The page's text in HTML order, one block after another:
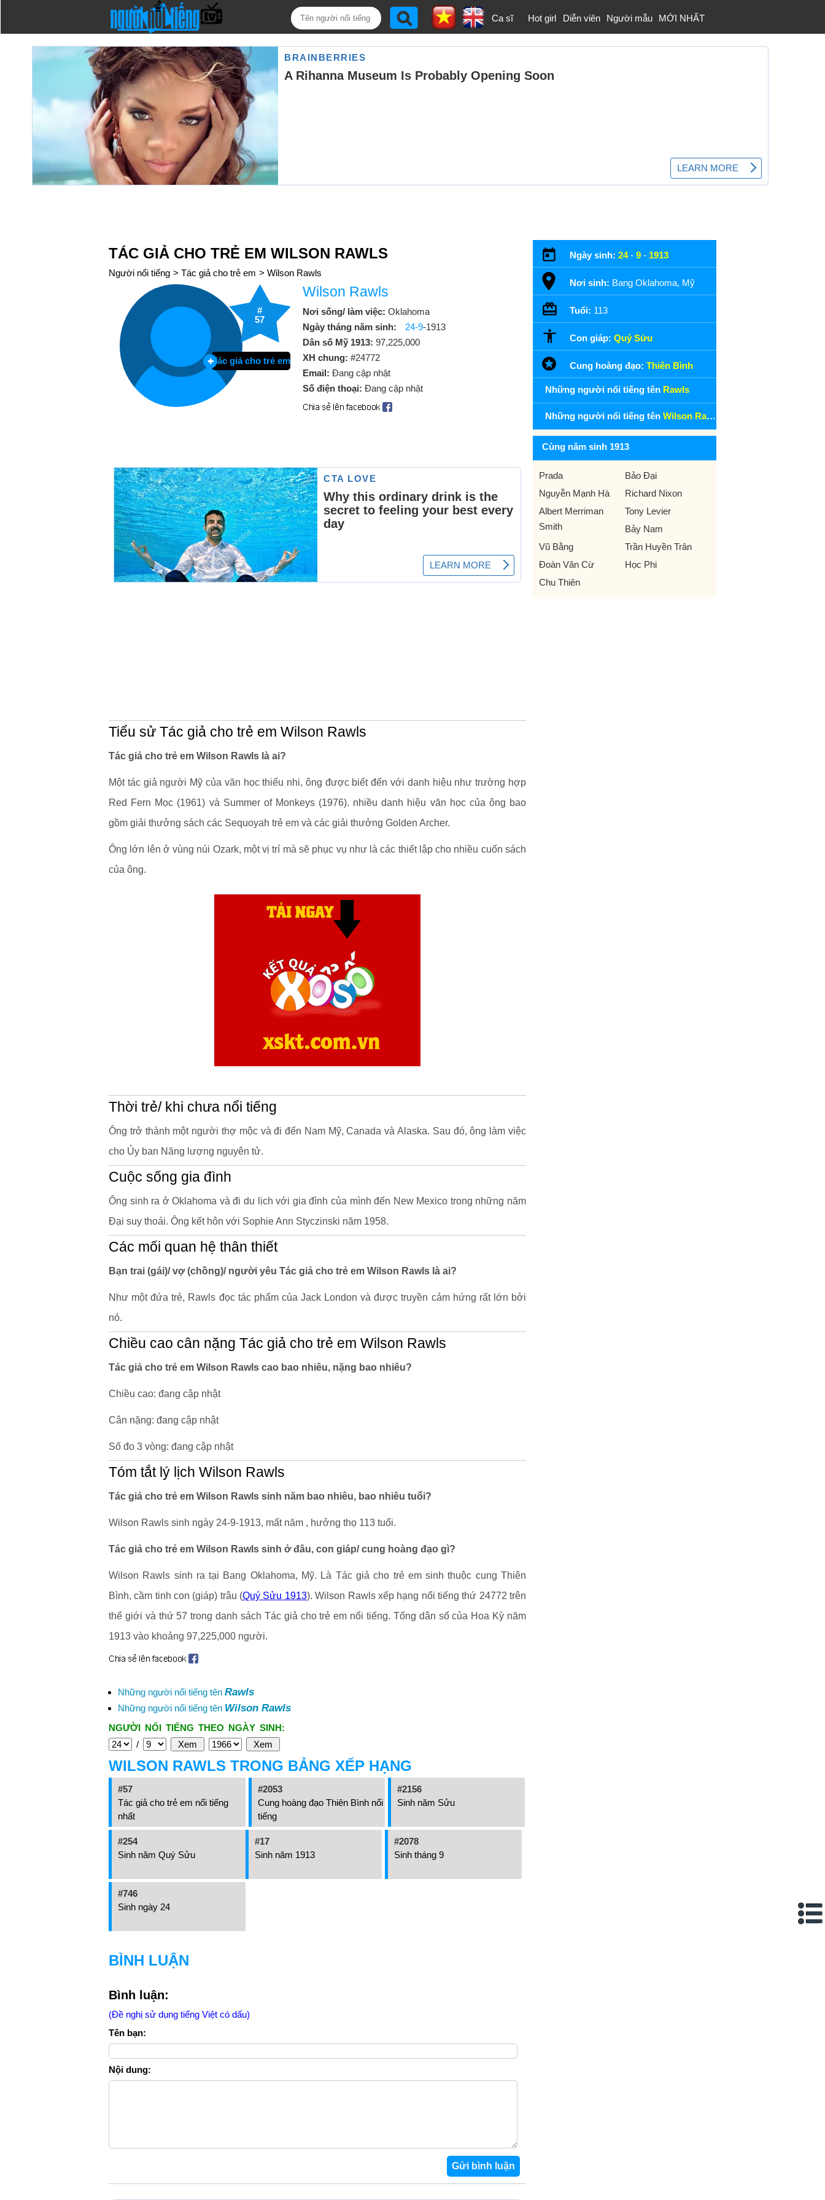
Ca sĩ Hot girl Diễn viên Người mẫu MỚI NHẤT
TÁC GIẢ CHO TRẺ EM WILSON RAWLS
Người nổi tiếng > Tác giả cho trẻ em > Wilson Rawls
#
57
Tác giả cho trẻ em
Wilson Rawls
Nơi sống/ làm việc: Oklahoma
Ngày tháng năm sinh:
24-9-1913
Dân số Mỹ 1913: 97,225,000
XH chung: #24772
Email: Đang cập nhật
Số điện thoại: Đang cập nhật
Tiểu sử Tác giả cho trẻ em Wilson Rawls
Tác giả cho trẻ em Wilson Rawls là ai?
Một tác giả người Mỹ của văn học thiếu nhi, ông được biết đến với danh hiệu như trường hợp
Red Fern Mọc (1961) và Summer of Monkeys (1976). nhiều danh hiệu văn học của ông bao
gồm giải thưởng sách các Sequoyah trẻ em và các giải thưởng Golden Archer.
Ông lớn lên ở vùng núi Ozark, một vị trí mà sẽ phục vụ như là các thiết lập cho nhiều cuốn sách
của ông.
Thời trẻ/ khi chưa nổi tiếng
Ông trở thành một người thợ mộc và đi đến Nam Mỹ, Canada và Alaska. Sau đó, ông làm việc
cho Ủy ban Năng lượng nguyên tử.
Cuộc sống gia đình
Ông sinh ra ở Oklahoma và đi du lịch với gia đình của mình đến New Mexico trong những năm
Đại suy thoái. Ông kết hôn với Sophie Ann Styczinski năm 1958.
Các mối quan hệ thân thiết
Bạn trai (gái)/ vợ (chồng)/ người yêu Tác giả cho trẻ em Wilson Rawls là ai?
Như một đứa trẻ, Rawls đọc tác phẩm của Jack London và được truyền cảm hứng rất lớn bởi
nó.
Chiều cao cân nặng Tác giả cho trẻ em Wilson Rawls
Tác giả cho trẻ em Wilson Rawls cao bao nhiêu, nặng bao nhiêu?
Chiều cao: đang cập nhật
Cân nặng: đang cập nhật
Số đo 3 vòng: đang cập nhật
Tóm tắt lý lịch Wilson Rawls
Tác giả cho trẻ em Wilson Rawls sinh năm bao nhiêu, bao nhiêu tuổi?
Wilson Rawls sinh ngày 24-9-1913, mất năm , hưởng thọ 113 tuổi.
Tác giả cho trẻ em Wilson Rawls sinh ở đâu, con giáp/ cung hoàng đạo gì?
Wilson Rawls sinh ra tại Bang Oklahoma, Mỹ. Là Tác giả cho trẻ em sinh thuộc cung Thiên
Bình, cầm tinh con (giáp) trâu (Quý Sửu 1913). Wilson Rawls xếp hạng nổi tiếng thứ 24772 trên
thế giới và thứ 57 trong danh sách Tác giả cho trẻ em nổi tiếng. Tổng dân số của Hoa Kỳ năm
1913 vào khoảng 97,225,000 người.
Những người nổi tiếng tên Rawls
Những người nổi tiếng tên Wilson Rawls
NGƯỜI NỔI TIẾNG THEO NGÀY SINH:
/
WILSON RAWLS TRONG BẢNG XẾP HẠNG
#57
Tác giả cho trẻ em nổi tiếng
nhất
#2053
Cung hoàng đạo Thiên Bình nổi
tiếng
#2156
Sinh năm Sửu
#254
Sinh năm Quý Sửu
#17
Sinh năm 1913
#2078
Sinh tháng 9
#746
Sinh ngày 24
BÌNH LUẬN
Bình luận:
(Đề nghị sử dụng tiếng Việt có dấu)
Tên bạn:
Nội dung:
Ngày sinh: 24- 9 - 1913
Nơi sinh: Bang Oklahoma, Mỹ
Tuổi: 113
Con giáp: Quý Sửu
Cung hoàng đạo: Thiên Bình
Những người nổi tiếng tên Rawls
Những người nổi tiếng tên Wilson Rawls
Cùng năm sinh 1913
Prada
Bảo Đại
Nguyễn Mạnh Hà
Richard Nixon
Albert Merriman
Smith
Tony Levier
Bảy Nam
Vũ Bằng
Trần Huyền Trân
Đoàn Văn Cừ
Học Phi
Chu Thiên